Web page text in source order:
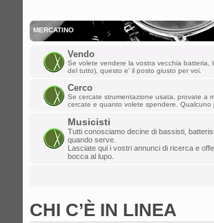
MASTERCUSTOM»
mer set 04, 2024 9:23 am
*Davide*»pulizia dello
mer ago 28, 2024 1:20
kidg » ormai suono
vecchi del forum!
lun ago 05, 2024 12:39
è spostato su un altro
MERCATINO
Vendo
Se volete vendere la vostra vecchia batteria,
del tutto), questo e' il posto giusto per voi.
Cerco
Se cercate strumentazione usata, provate a
cercate e quanto volete spendere. Qualcuno
Musicisti
Tutti conosciamo decine di bassisti,
quando serve.
Lasciate qui i vostri annunci di ricerca e
bocca al lupo.
CHI C’È IN LINEA